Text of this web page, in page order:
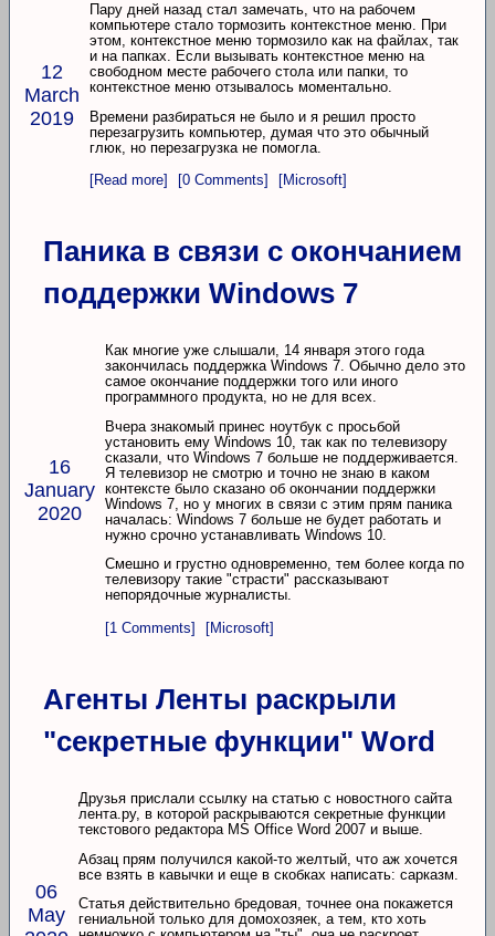
12
March
2019
Пару дней назад стал замечать, что на рабочем
компьютере стало тормозить контекстное меню. При
этом, контекстное меню тормозило как на файлах, так
и на папках. Если вызывать контекстное меню на
свободном месте рабочего стола или папки, то
контекстное меню отзывалось моментально.
Времени разбираться не было и я решил просто
перезагрузить компьютер, думая что это обычный
глюк, но перезагрузка не помогла.
[Read more]
[0 Comments] [Microsoft]
Паника в связи с окончанием
поддержки Windows 7
16
January
2020
Как многие уже слышали, 14 января этого года
закончилась поддержка Windows 7. Обычно дело это
самое окончание поддержки того или иного
программного продукта, но не для всех.
Вчера знакомый принес ноутбук с просьбой
установить ему Windows 10, так как по телевизору
сказали, что Windows 7 больше не поддерживается.
Я телевизор не смотрю и точно не знаю в каком
контексте было сказано об окончании поддержки
Windows 7, но у многих в связи с этим прям паника
началась: Windows 7 больше не будет работать и
нужно срочно устанавливать Windows 10.
Смешно и грустно одновременно, тем более когда по
телевизору такие "страсти" рассказывают
непорядочные журналисты.
[1 Comments]
[Microsoft]
Агенты Ленты раскрыли
"секретные функции" Word
06
May
Друзья прислали ссылку на статью с новостного сайта
лента.ру, в которой раскрываются секретные функции
текстового редактора MS Office Word 2007 и выше.
Абзац прям получился какой-то желтый, что аж хочется
все взять в кавычки и еще в скобках написать: сарказм.
Статья действительно бредовая, точнее она покажется
гениальной только для домохозяек, а тем, кто хоть